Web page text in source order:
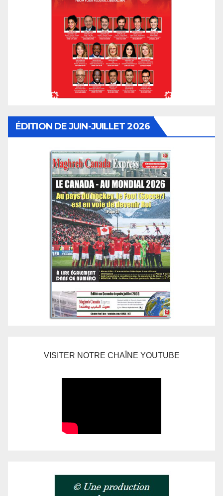
ÉDITION DE JUIN-JUILLET 2026
VISITER NOTRE CHAÎNE YOUTUBE